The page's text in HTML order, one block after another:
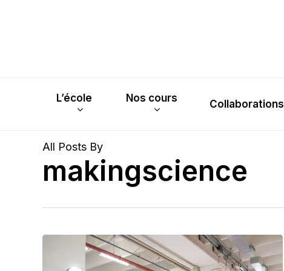
L’école Nos cours Collaborations
All Posts By
makingscience